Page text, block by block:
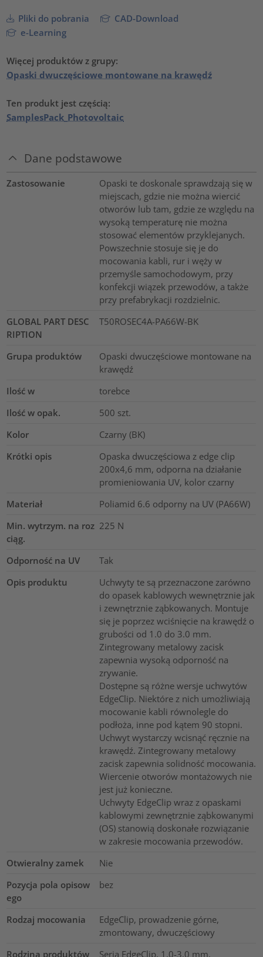
Pliki do pobrania
CAD-Download
e-Learning
Więcej produktów z grupy:
Opaski dwuczęściowe montowane na krawędź
Ten produkt jest częścią:
SamplesPack_Photovoltaic
Dane podstawowe
Zastosowanie
Opaski te doskonale sprawdzają się w
miejscach, gdzie nie można wiercić
otworów lub tam, gdzie ze względu na
wysoką temperaturę nie można
stosować elementów przyklejanych.
Powszechnie stosuje się je do
mocowania kabli, rur i węży w
przemyśle samochodowym, przy
konfekcji wiązek przewodów, a także
przy prefabrykacji rozdzielnic.
GLOBAL PART DESC
RIPTION
T50ROSEC4A-PA66W-BK
Grupa produktów
Opaski dwuczęściowe montowane na
krawędź
Ilość w
torebce
Ilość w opak.
500 szt.
Kolor
Czarny (BK)
Krótki opis
Opaska dwuczęściowa z edge clip
200x4,6 mm, odporna na działanie
promieniowania UV, kolor czarny
Materiał
Poliamid 6.6 odporny na UV (PA66W)
Min. wytrzym. na roz
ciąg.
225 N
Odporność na UV
Tak
Opis produktu
Uchwyty te są przeznaczone zarówno
do opasek kablowych wewnętrznie jak
i zewnętrznie ząbkowanych. Montuje
się je poprzez wciśnięcie na krawędź o
grubości od 1.0 do 3.0 mm.
Zintegrowany metalowy zacisk
zapewnia wysoką odporność na
zrywanie.
Dostępne są różne wersje uchwytów
EdgeClip. Niektóre z nich umożliwiają
mocowanie kabli równolegle do
podłoża, inne pod kątem 90 stopni.
Uchwyt wystarczy wcisnąć ręcznie na
krawędź. Zintegrowany metalowy
zacisk zapewnia solidność mocowania.
Wiercenie otworów montażowych nie
jest już konieczne.
Uchwyty EdgeClip wraz z opaskami
kablowymi zewnętrznie ząbkowanymi
(OS) stanowią doskonałe rozwiązanie
w zakresie mocowania przewodów.
Otwieralny zamek
Nie
Pozycja pola opisow
ego
bez
Rodzaj mocowania
EdgeClip, prowadzenie górne,
zmontowany, dwuczęściowy
Rodzina produktów
Seria EdgeClip, 1.0-3.0 mm,